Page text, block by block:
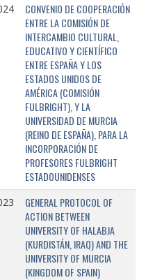
CONVENIO DE COOPERACIÓN
ENTRE LA COMISIÓN DE
INTERCAMBIO CULTURAL,
EDUCATIVO Y CIENTÍFICO
ENTRE ESPAÑA Y LOS
ESTADOS UNIDOS DE
AMÉRICA (COMISIÓN
FULBRIGHT), Y LA
UNIVERSIDAD DE MURCIA
(REINO DE ESPAÑA), PARA LA
INCORPORACIÓN DE
PROFESORES FULBRIGHT
ESTADOUNIDENSES
GENERAL PROTOCOL OF
ACTION BETWEEN
UNIVERSITY OF HALABJA
(KURDISTÁN, IRAQ) AND THE
UNIVERSITY OF MURCIA
(KINGDOM OF SPAIN)